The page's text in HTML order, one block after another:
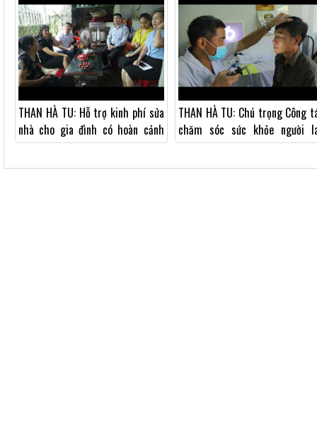
THAN HÀ TU: Hỗ trợ kinh phí sửa
nhà cho gia đình có hoàn cảnh
khó khăn tại phường Hà Phong
THAN HÀ TU: Chú trọng Công
chăm sóc sức khỏe người
động